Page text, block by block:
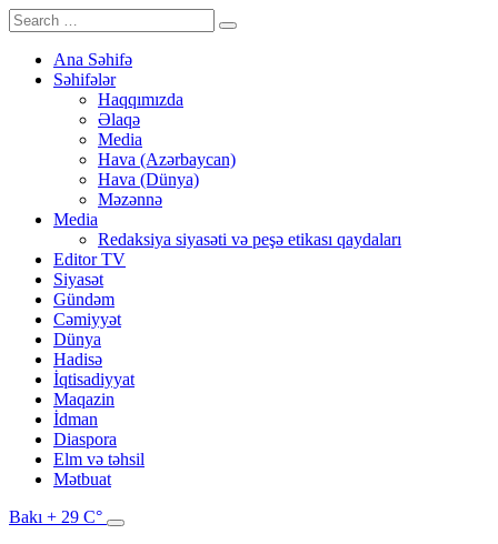
Ana Səhifə
Səhifələr
Haqqımızda
Əlaqə
Media
Hava (Azərbaycan)
Hava (Dünya)
Məzənnə
Media
Redaksiya siyasəti və peşə etikası qaydaları
Editor TV
Siyasət
Gündəm
Cəmiyyət
Dünya
Hadisə
İqtisadiyyat
Maqazin
İdman
Diaspora
Elm və təhsil
Mətbuat
Bakı + 29 C°